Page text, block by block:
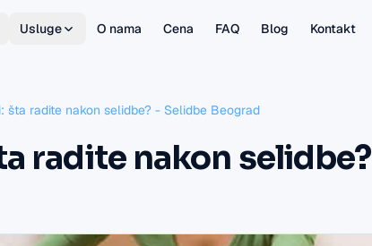
Usluge O nama Cena FAQ Blog Kontakt
šta radite nakon selidbe? - Selidbe Beograd
radite nakon selidbe?